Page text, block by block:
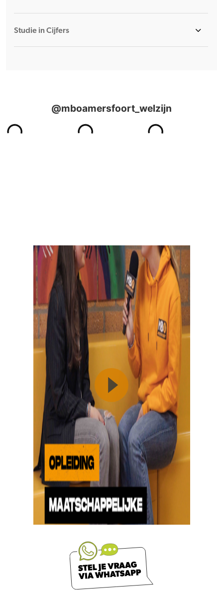
Studie in Cijfers